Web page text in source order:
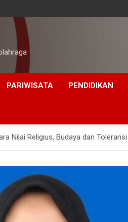
PARIWISATA PENDIDIKAN
Nilai Religius, Budaya dan Toleransi